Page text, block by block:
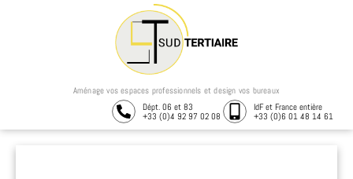
Dépt. 06 et 83
+33 (0)4 92 97 02 08
IdF et France entière
+33 (0)6 01 48 14 61
Aménage vos espaces professionnels et design vos bureaux